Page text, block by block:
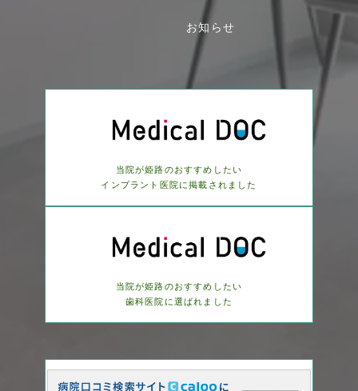
お知らせ
当院が姫路のおすすめしたい
インプラント医院に掲載されました
当院が姫路のおすすめしたい
歯科医院に選ばれました